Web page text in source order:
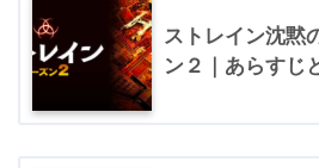
ストレイン沈黙
ン２｜あらすじ